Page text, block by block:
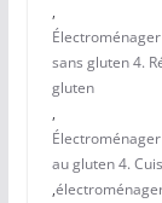
,
sans gluten 4.
gluten
,
au gluten 4.
,